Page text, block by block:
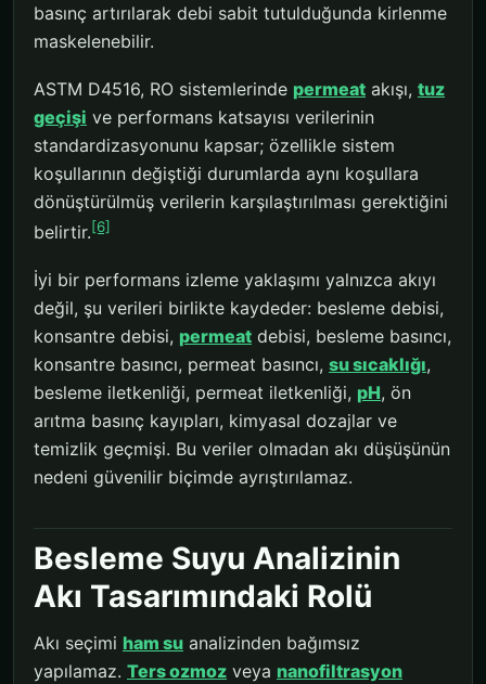
basınç artırılarak debi sabit tutulduğunda kirlenme
maskelenebilir.
ASTM D4516, RO sistemlerinde permeat akışı, tuz
geçişi ve performans katsayısı verilerinin
standardizasyonunu kapsar; özellikle sistem
koşullarının değiştiği durumlarda aynı koşullara
dönüştürülmüş verilerin karşılaştırılması gerektiğini
belirtir.[6]
İyi bir performans izleme yaklaşımı yalnızca akıyı
değil, şu verileri birlikte kaydeder: besleme debisi,
konsantre debisi, permeat debisi, besleme basıncı,
konsantre basıncı, permeat basıncı, su sıcaklığı,
besleme iletkenliği, permeat iletkenliği, pH, ön
arıtma basınç kayıpları, kimyasal dozajlar ve
temizlik geçmişi. Bu veriler olmadan akı düşüşünün
nedeni güvenilir biçimde ayrıştırılamaz.
Besleme Suyu Analizinin
Akı Tasarımındaki Rolü
Akı seçimi ham su analizinden bağımsız
yapılamaz. Ters ozmoz veya nanofiltrasyon